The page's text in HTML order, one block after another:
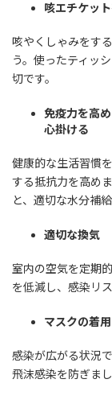
咳エチケッ
咳やくしゃみをす
う。使ったティッ
切です。
免疫力を高
心掛ける
健康的な生活習慣
する抵抗力を高め
と、適切な水分補
適切な換気
室内の空気を定期
を低減し、感染リ
マスクの着用
感染が広がる状況
飛沫感染を防ぎまし